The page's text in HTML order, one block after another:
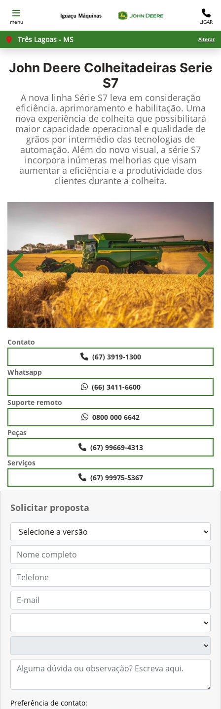
menu LIGAR
Três Lagoas - MS Alterar
John Deere Colheitadeiras Serie
S7
A nova linha Série S7 leva em consideração
eficiência, aprimoramento e habilitação. Uma
nova experiência de colheita que possibilitará
maior capacidade operacional e qualidade de
grãos por intermédio das tecnologias de
automação. Além do novo visual, a série S7
incorpora inúmeras melhorias que visam
aumentar a eficiência e a produtividade dos
clientes durante a colheita.
Solicitar proposta
Preferência de contato:
Anterior
Contato
(67) 3919-1300
Whatsapp
(66) 3411-6600
Suporte remoto
0800 000 6642
Peças
(67) 99669-4313
Serviços
(67) 99975-5367